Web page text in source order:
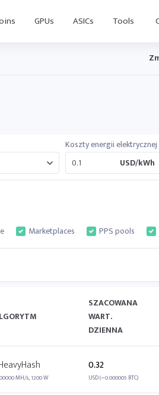
GPUs ASICs Tools
Koszty energii elektrycznej
USD/kWh
Marketplaces PPS pools
SZACOWANA
WART.
DZIENNA
MH/s, 1200 W
0.32
USD (~0.000005 BTC)